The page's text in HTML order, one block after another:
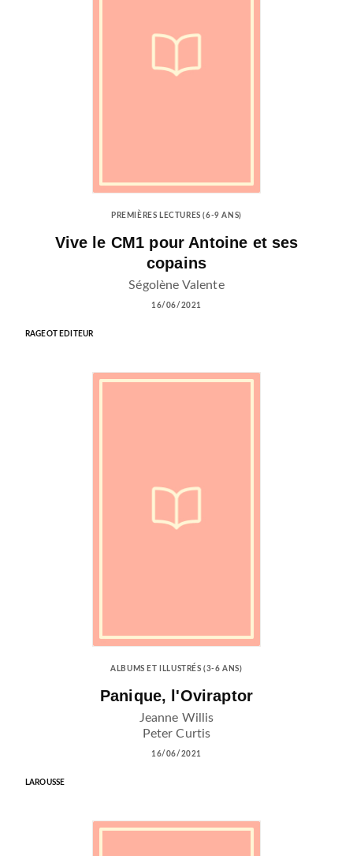
PREMIÈRES LECTURES (6-9 ANS)
Vive le CM1 pour Antoine et ses
copains
Ségolène Valente
16/06/2021
RAGEOT EDITEUR
ALBUMS ET ILLUSTRÉS (3-6 ANS)
Panique, l'Oviraptor
Jeanne Willis
Peter Curtis
16/06/2021
LAROUSSE